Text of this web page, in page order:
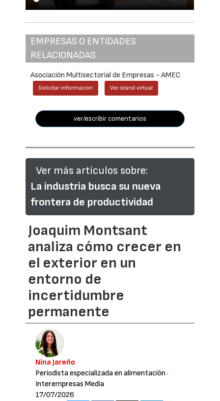
EMPRESAS O ENTIDADES
RELACIONADAS
Asociación Multisectorial de Empresas - AMEC
Solicitar información Ver stand virtual
ver/escribir comentarios
Ver más artículos sobre:
La industria busca su nueva
frontera de productividad
Joaquim Montsant
analiza cómo crecer en
el exterior en un
entorno de
incertidumbre
permanente
Nina Jareño
Periodista especializada en alimentación ·
Interempresas Media
17/07/2026